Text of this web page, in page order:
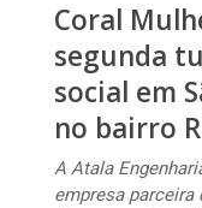
Coral
segunda
social em
no bairro
A Atala
empresa parceira